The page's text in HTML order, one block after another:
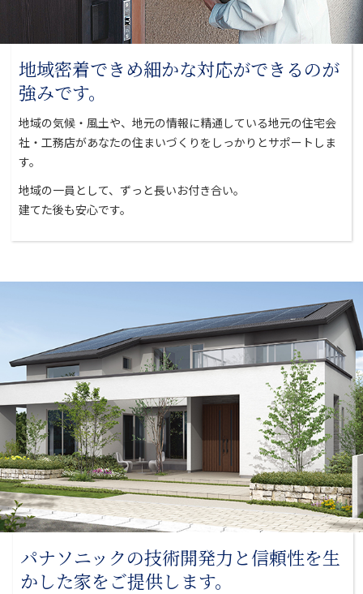
地域密着できめ細かな対応ができるのが
強みです。
地域の気候・風土や、地元の情報に精通している地元の住宅会
社・工務店があなたの住まいづくりをしっかりとサポートしま
す。
地域の一員として、ずっと長いお付き合い。
建てた後も安心です。
パナソニックの技術開発力と信頼性を生
かした家をご提供します。